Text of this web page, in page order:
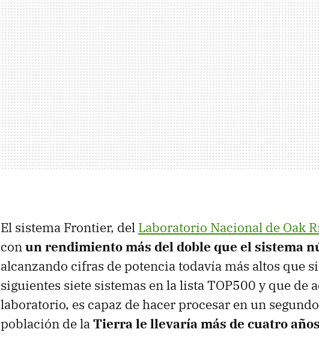
El sistema Frontier, del Laboratorio Nacional de Oak
conun rendimiento más del doble que el sistema
alcanzando cifras de potencia todavía más altos que
siguientes siete sistemas en la lista TOP500 y que de
laboratorio, es capaz de hacer procesar en un
población de laTierra le llevaría más de cuatro